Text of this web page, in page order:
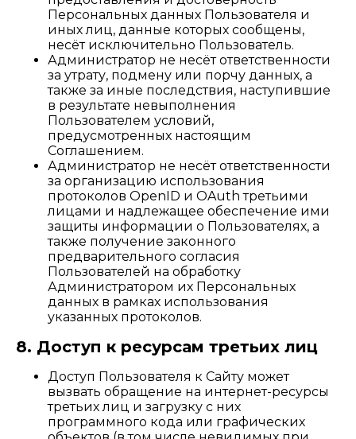
Персональных данных Пользователя и
иных лиц, данные которых сообщены,
несёт исключительно Пользователь.
Администратор не несёт ответственности
за утрату, подмену или порчу данных, а
также за иные последствия, наступившие
в результате невыполнения
Пользователем условий,
предусмотренных настоящим
Соглашением.
Администратор не несёт ответственности
за организацию использования
протоколов OpenID и OAuth третьими
лицами и надлежащее обеспечение ими
защиты информации о Пользователях, а
также получение законного
предварительного согласия
Пользователей на обработку
Администратором их Персональных
данных в рамках использования
указанных протоколов.
8. Доступ к ресурсам третьих лиц
Доступ Пользователя к Сайту может
вызвать обращение на интернет-ресурсы
третьих лиц и загрузку с них
программного кода или графических